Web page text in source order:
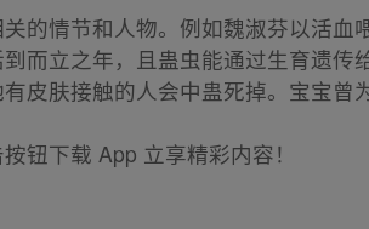
的情节和人物。例如魏淑芬以活
而立之年，且蛊虫能通过生育遗
皮肤接触的人会中蛊死掉。宝宝曾
钮下载 App 立享精彩内容！